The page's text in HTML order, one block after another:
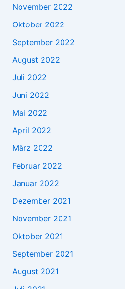
November 2022
Oktober 2022
September 2022
August 2022
Juli 2022
Juni 2022
Mai 2022
April 2022
März 2022
Februar 2022
Januar 2022
Dezember 2021
November 2021
Oktober 2021
September 2021
August 2021